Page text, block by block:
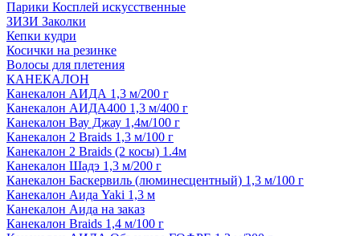
Парики Косплей искусственные
ЗИЗИ Заколки
Кепки кудри
Косички на резинке
Волосы для плетения
КАНЕКАЛОН
Канекалон АИДА 1,3 м/200 г
Канекалон АИДА400 1,3 м/400 г
Канекалон Вау Джау 1,4м/100 г
Канекалон 2 Braids 1,3 м/100 г
Канекалон 2 Braids (2 косы) 1.4м
Канекалон Шадэ 1,3 м/200 г
Канекалон Баскервиль (люминесцентный) 1,3 м/100 г
Канекалон Аида Yaki 1,3 м
Канекалон Аида на заказ
Канекалон Braids 1,4 м/100 г